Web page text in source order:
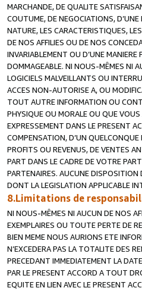
MARCHANDE, DE QUALITE
COUTUME, DE NEGOCIATIONS,
NATURE, LES CARACTERISTIQUES,
DE NOS AFFILIES OU DE NOS
INVARIABLEMENT OU D’UNE
DOMMAGEABLE. NI NOUS-MÊMES NI
LOGICIELS MALVEILLANTS OU
ACCES NON-AUTORISE A, OU
TOUT AUTRE INFORMATION OU
PHYSIQUE OU MORALE OU QUE
EXPRESSEMENT DANS LE PRESENT
COMPENSATION, D’UN
PROFITS OU REVENUS, DE VENTES
PART DANS LE CADRE DE VOTRE
PARTENAIRES. AUCUNE
DONT LA LEGISLATION APPLICABLE
8.Limitations de
NI NOUS-MÊMES NI AUCUN DE NOS
EXEMPLAIRES OU TOUTE PERTE DE
BIEN MEME NOUS AURIONS ETE
N’EXCEDERA PAS LA TOTALITE DES
PRECEDANT IMMEDIATEMENT LA
PAR LE PRESENT ACCORD A TOUT
EQUITE EN LIEN AVEC LE PRESENT